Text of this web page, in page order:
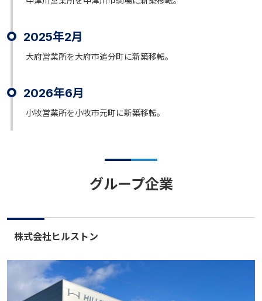
2025年2月
大府営業所を大府市追分町に新築移転。
2026年6月
小牧営業所を小牧市元町に新築移転。
グループ企業
株式会社ヒルストン